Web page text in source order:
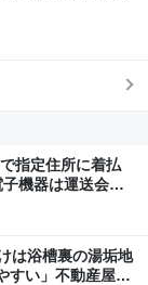
指定住所に着払
機器は運送会社
は浴槽裏の湯垢地
すい」不動産屋に